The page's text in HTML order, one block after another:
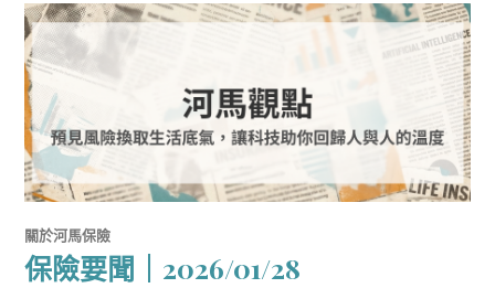
關於河馬保險
保險要聞｜2026/01/28